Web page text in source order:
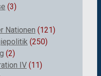
(3)
Nationen (121)
(250)
(2)
IV (11)